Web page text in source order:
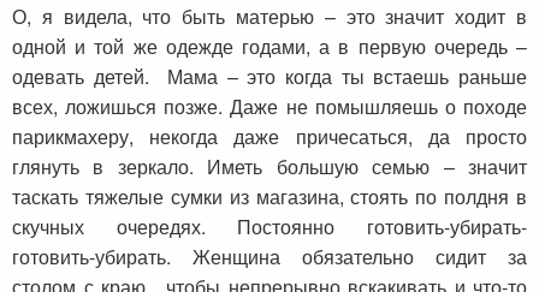
О, я видела, что быть матерью – это значит ходит в
одной и той же одежде годами, а в первую очередь –
одевать детей. Мама – это когда ты встаешь раньше
всех, ложишься позже. Даже не помышляешь о походе
парикмахеру, некогда даже причесаться, да просто
глянуть в зеркало. Иметь большую семью – значит
таскать тяжелые сумки из магазина, стоять по полдня в
скучных очередях. Постоянно готовить-убирать-
готовить-убирать. Женщина обязательно сидит за
столом с краю, чтобы непрерывно вскакивать и что-то